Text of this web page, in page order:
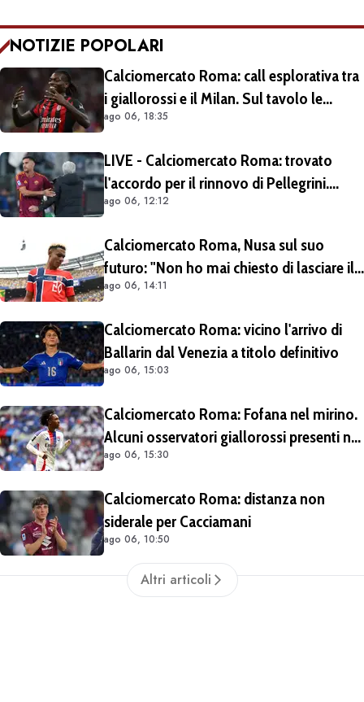
NOTIZIE POPOLARI
Calciomercato Roma: call esplorativa tra
i giallorossi e il Milan. Sul tavolo le
situazioni di Leao e Soulé
ago 06, 18:35
LIVE - Calciomercato Roma: trovato
l'accordo per il rinnovo di Pellegrini.
Prolungamento di un solo anno
ago 06, 12:12
Calciomercato Roma, Nusa sul suo
futuro: "Non ho mai chiesto di lasciare il
Lipsia". Giallorossi ancora al lavoro
ago 06, 14:11
Calciomercato Roma: vicino l'arrivo di
Ballarin dal Venezia a titolo definitivo
ago 06, 15:03
Calciomercato Roma: Fofana nel mirino.
Alcuni osservatori giallorossi presenti nel
match di Champions con il Lione
ago 06, 15:30
Calciomercato Roma: distanza non
siderale per Cacciamani
ago 06, 10:50
Altri articoli